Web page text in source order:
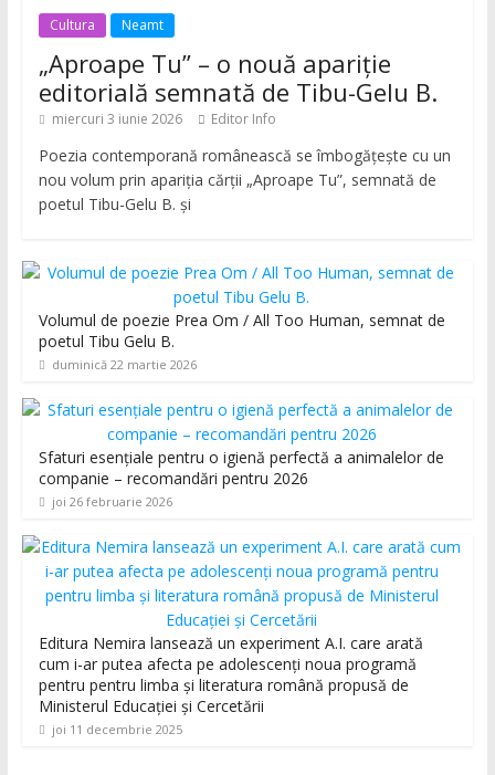
Cultura Neamt
„Aproape Tu” – o nouă apariție
editorială semnată de Tibu-Gelu B.
miercuri 3 iunie 2026 Editor Info
Poezia contemporană românească se îmbogățește cu un
nou volum prin apariția cărții „Aproape Tu”, semnată de
poetul Tibu-Gelu B. și
Volumul de poezie Prea Om / All Too Human, semnat de
poetul Tibu Gelu B.
duminică 22 martie 2026
Sfaturi esențiale pentru o igienă perfectă a animalelor de
companie – recomandări pentru 2026
joi 26 februarie 2026
Editura Nemira lansează un experiment A.I. care arată
cum i-ar putea afecta pe adolescenți noua programă
pentru pentru limba și literatura română propusă de
Ministerul Educației și Cercetării
joi 11 decembrie 2025